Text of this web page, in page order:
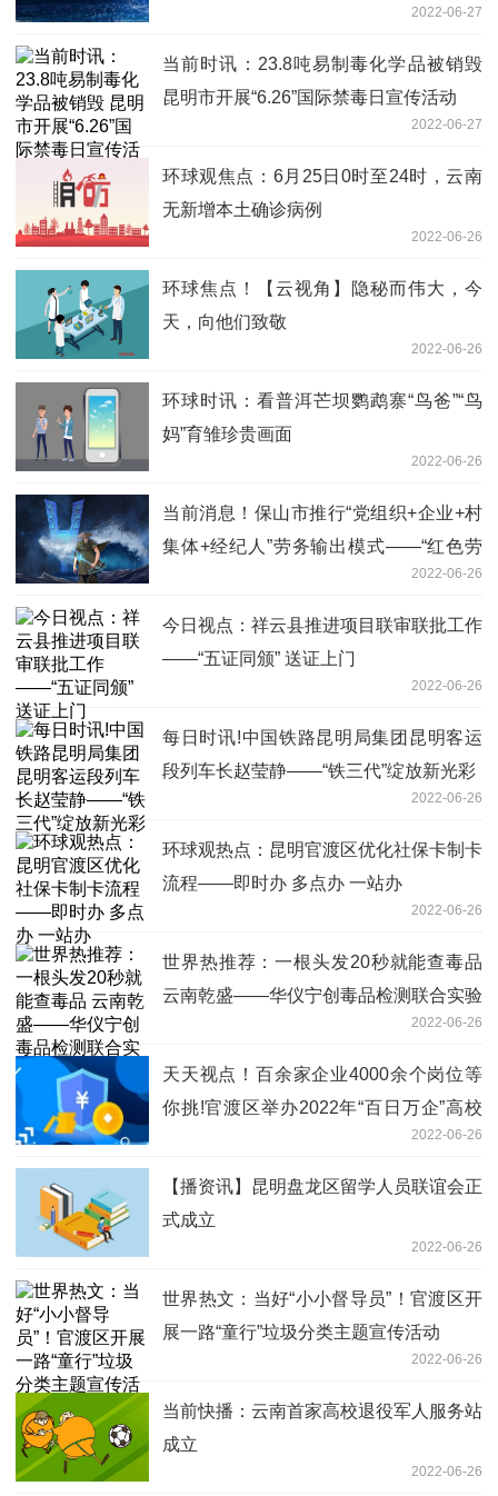
2022-06-27
当前时讯：23.8吨易制毒化学品被销毁
昆明市开展“6.26”国际禁毒日宣传活动
2022-06-27
环球观焦点：6月25日0时至24时，云南
无新增本土确诊病例
2022-06-26
环球焦点！【云视角】隐秘而伟大，今
天，向他们致敬
2022-06-26
环球时讯：看普洱芒坝鹦鹉寨“鸟爸”“鸟
妈”育雏珍贵画面
2022-06-26
当前消息！保山市推行“党组织+企业+村
集体+经纪人”劳务输出模式——“红色劳
2022-06-26
今日视点：祥云县推进项目联审联批工作
——“五证同颁” 送证上门
2022-06-26
每日时讯!中国铁路昆明局集团昆明客运
段列车长赵莹静——“铁三代”绽放新光彩
2022-06-26
环球观热点：昆明官渡区优化社保卡制卡
流程——即时办 多点办 一站办
2022-06-26
世界热推荐：一根头发20秒就能查毒品
云南乾盛——华仪宁创毒品检测联合实验
2022-06-26
天天视点！百余家企业4000余个岗位等
你挑!官渡区举办2022年“百日万企”高校
毕业生大型公益招聘暨重点产业“招才引
智”招聘会
2022-06-26
【播资讯】昆明盘龙区留学人员联谊会正
式成立
2022-06-26
世界热文：当好“小小督导员”！官渡区开
展一路“童行”垃圾分类主题宣传活动
2022-06-26
当前快播：云南首家高校退役军人服务站
成立
2022-06-26